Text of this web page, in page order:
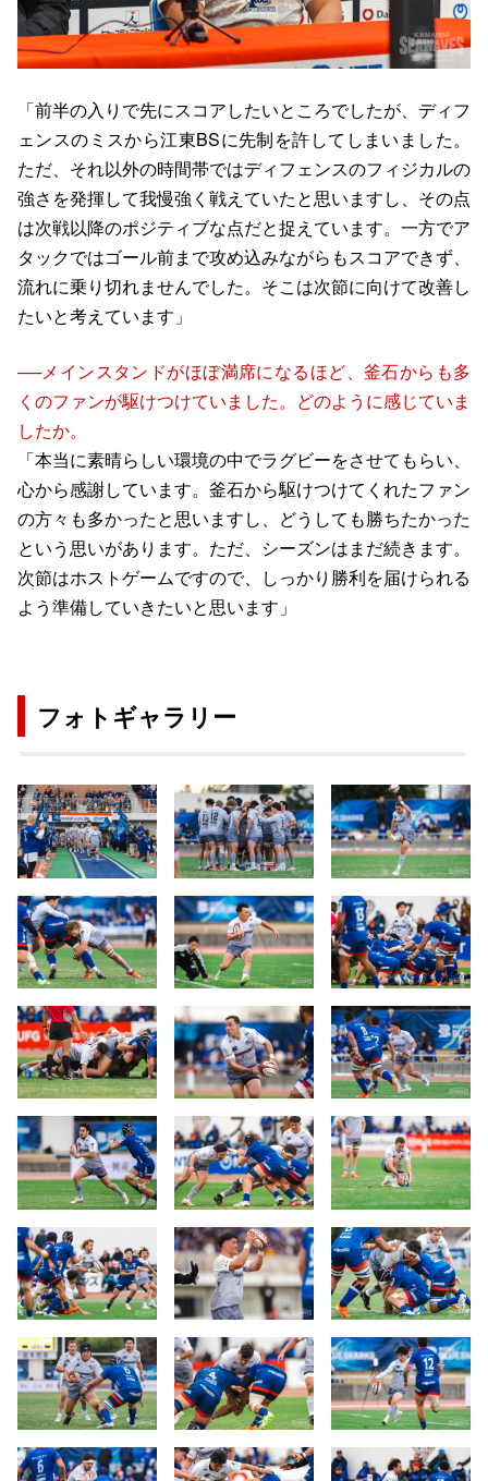
「前半の入りで先にスコアしたいところでしたが、ディフ
ェンスのミスから江東BSに先制を許してしまいました。
ただ、それ以外の時間帯ではディフェンスのフィジカルの
強さを発揮して我慢強く戦えていたと思いますし、その点
は次戦以降のポジティブな点だと捉えています。一方でア
タックではゴール前まで攻め込みながらもスコアできず、
流れに乗り切れませんでした。そこは次節に向けて改善し
たいと考えています」
──メインスタンドがほぼ満席になるほど、釜石からも多
くのファンが駆けつけていました。どのように感じていま
したか。
「本当に素晴らしい環境の中でラグビーをさせてもらい、
心から感謝しています。釜石から駆けつけてくれたファン
の方々も多かったと思いますし、どうしても勝ちたかった
という思いがあります。ただ、シーズンはまだ続きます。
次節はホストゲームですので、しっかり勝利を届けられる
よう準備していきたいと思います」
フォトギャラリー